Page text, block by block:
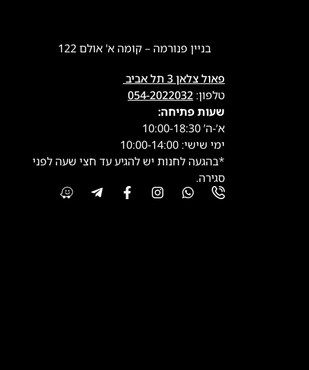
בניין פנורמה – קומה א' אולם 122
פאול צלאן 3 תל אביב
טלפון: 054-2022032
שעות פתיחה:
א’-ה’ 10:00-18:30
ימי שישי: 10:00-14:00
*בהגעה לחנות יש להגיע עד חצי שעה לפני
סגירה.